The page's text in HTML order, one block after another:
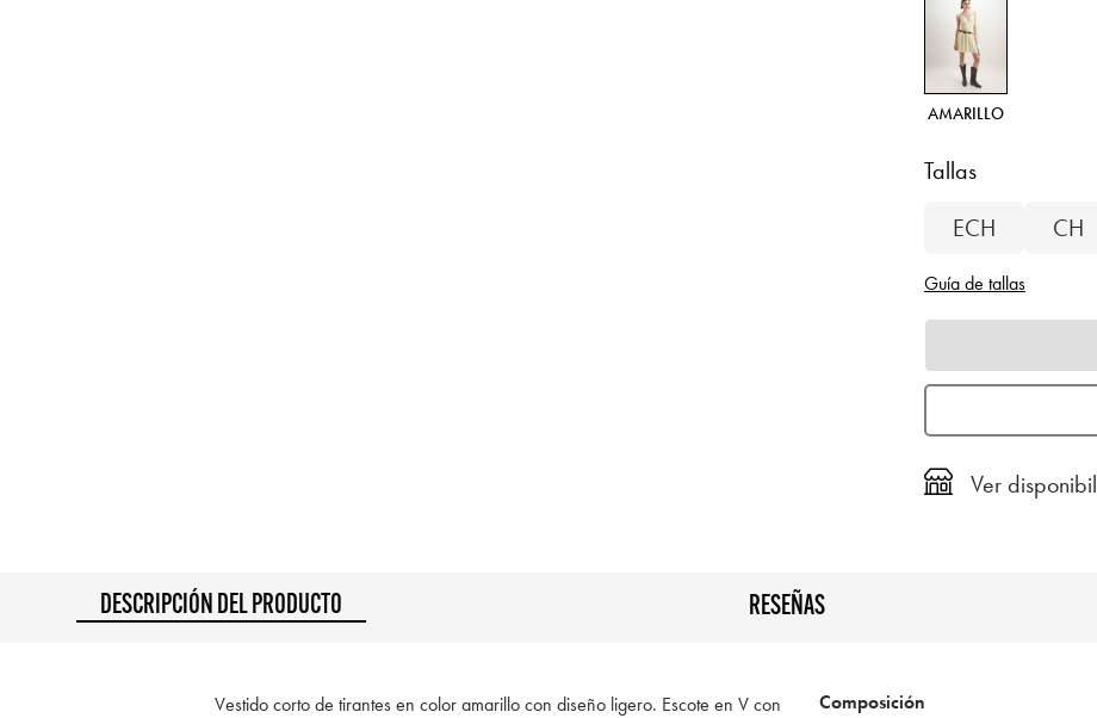
AMARILLO
Tallas
ECH
CH
Guía de tallas
Ver
DESCRIPCIÓN DEL PRODUCTO RESEÑAS
Vestido corto de tirantes en color amarillo con diseño ligero. Escote en V con
Composición